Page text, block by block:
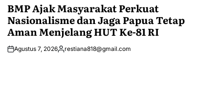
BMP Ajak Masyarakat Perkuat
Nasionalisme dan Jaga Papua Tetap
Aman Menjelang HUT Ke-81 RI
Agustus 7, 2026Posted
restiana818@gmail.com